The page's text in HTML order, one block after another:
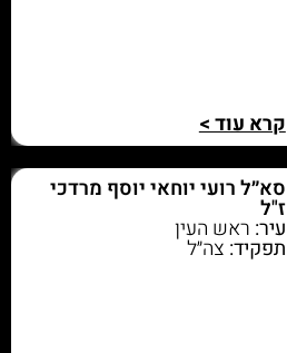
קרא עוד >
סא״ל רועי יוחאי יוסף מרדכי
ז"ל
עיר: ראש העין
תפקיד: צה״ל